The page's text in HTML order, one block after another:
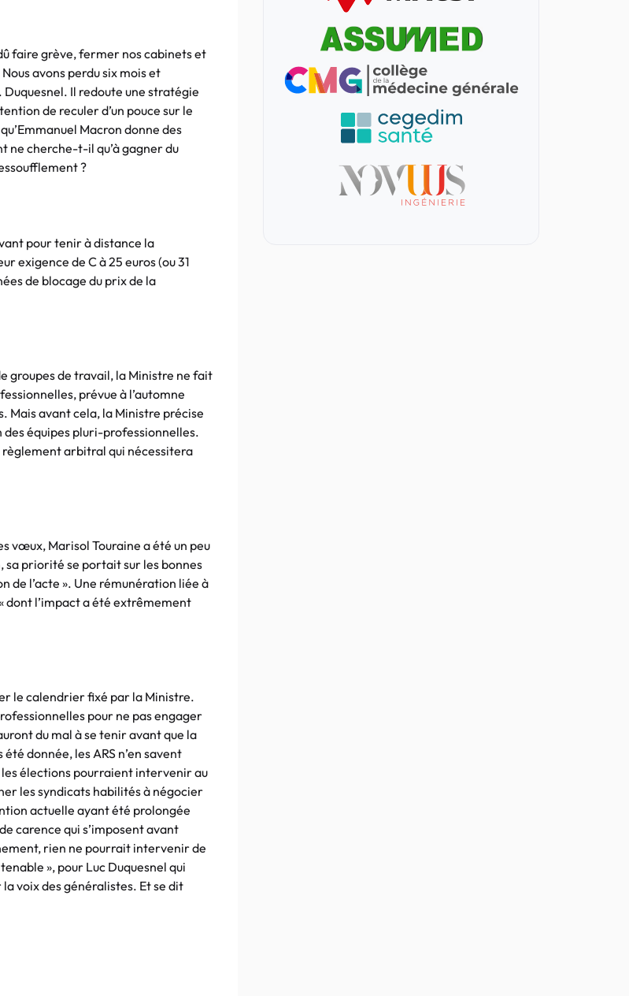
faire grève, fermer nos cabinets et
avons perdu six mois et
Il redoute une stratégie
de reculer d’un pouce sur le
Macron donne des
ne cherche-t-il qu’à gagner du
?
pour tenir à distance la
exigence de C à 25 euros (ou 31
de blocage du prix de la
groupes de travail, la Ministre ne fait
prévue à l’automne
Mais avant cela, la Ministre précise
des équipes pluri-professionnelles.
règlement arbitral qui nécessitera
vœux, Marisol Touraine a été un peu
sa priorité se portait sur les bonnes
de l’acte ». Une rémunération liée à
dont l’impact a été extrêmement
le calendrier fixé par la Ministre.
pour ne pas engager
du mal à se tenir avant que la
donnée, les ARS n’en savent
les élections pourraient intervenir au
les syndicats habilités à négocier
actuelle ayant été prolongée
carence qui s’imposent avant
rien ne pourrait intervenir de
», pour Luc Duquesnel qui
voix des généralistes. Et se dit